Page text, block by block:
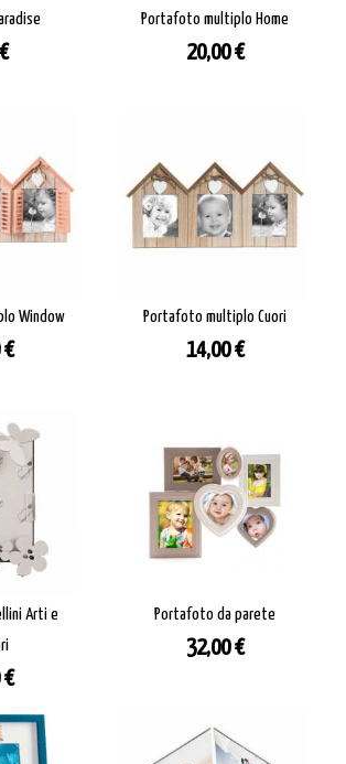
Portafoto multiplo Home
Prezzo
20,00 €
Window
€
Portafoto multiplo Cuori
Prezzo
14,00 €
Arti e
€
Portafoto da parete
Prezzo
32,00 €